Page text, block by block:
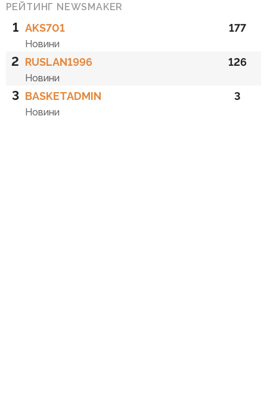
РЕЙТИНГ NEWSMAKER
1 AKS701
Новини
177
2 RUSLAN1996
Новини
126
3 BASKETADMIN
Новини
3